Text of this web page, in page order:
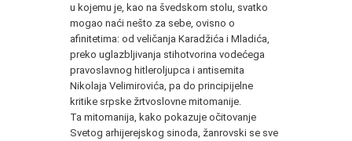
u kojemu je, kao na švedskom stolu, svatko
mogao naći nešto za sebe, ovisno o
afinitetima: od veličanja Karadžića i Mladića,
preko uglazbljivanja stihotvorina vodećega
pravoslavnog hitleroljupca i antisemita
Nikolaja Velimirovića, pa do principijelne
kritike srpske žrtvoslovne mitomanije.
Ta mitomanija, kako pokazuje očitovanje
Svetog arhijerejskog sinoda, žanrovski se sve